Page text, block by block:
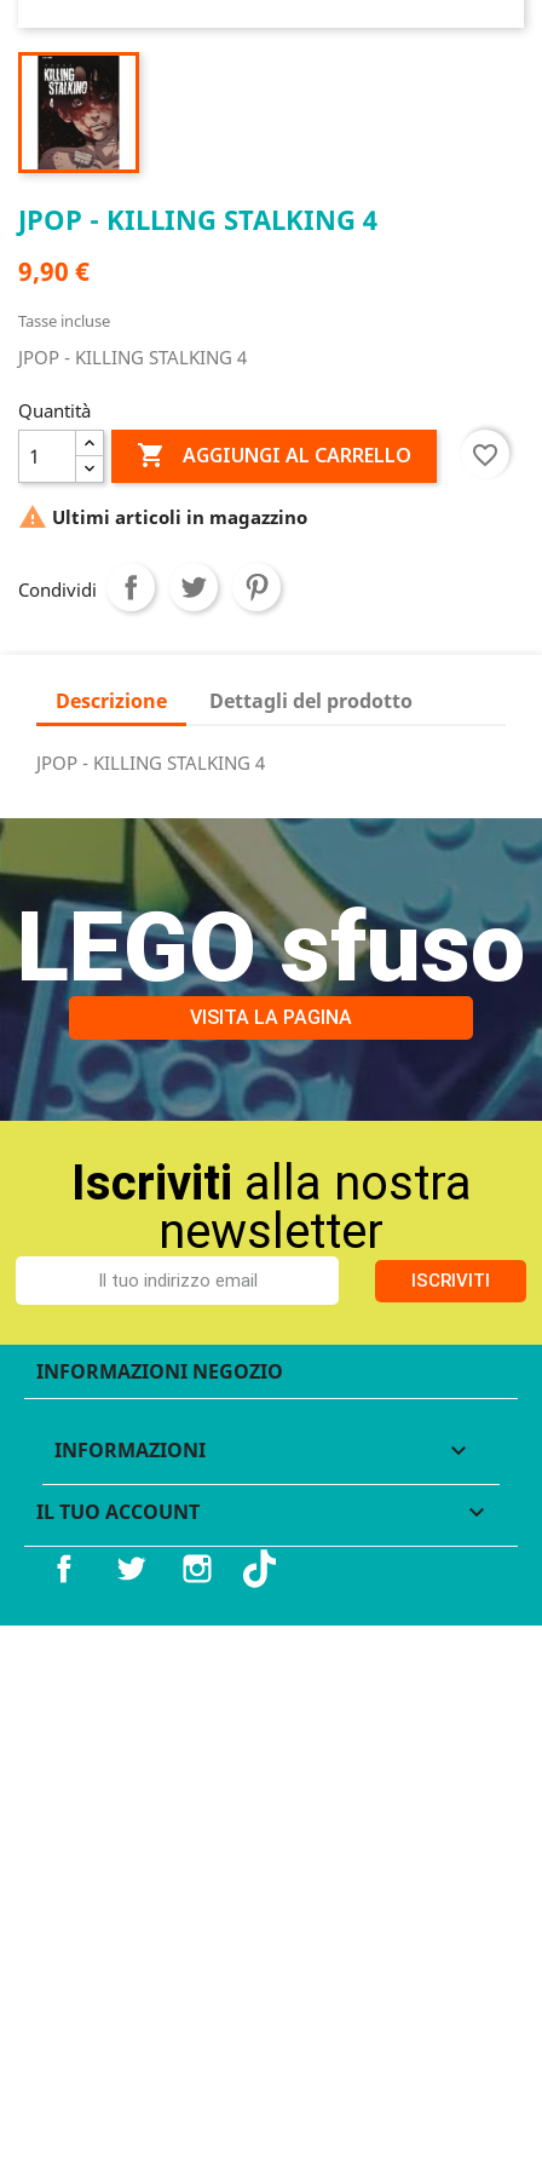
JPOP - KILLING STALKING 4
9,90 €
Tasse incluse
JPOP - KILLING STALKING 4
Quantità
 AGGIUNGI AL CARRELLO favorite_border
 Ultimi articoli in magazzino
Condividi
Descrizione Dettagli del prodotto
JPOP - KILLING STALKING 4
LEGO sfuso
VISITA LA PAGINA
Iscriviti alla nostra
newsletter
ISCRIVITI
INFORMAZIONI NEGOZIO
INFORMAZIONI 
IL TUO ACCOUNT 
Facebook Twitter Instagram